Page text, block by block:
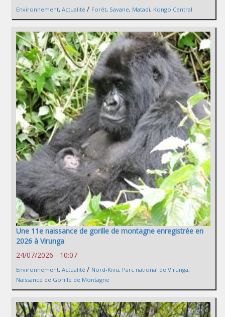
Environnement, Actualité / Forêt, Savane, Matadi, Kongo Central
Une 11e naissance de gorille de montagne enregistrée en
2026 à Virunga
24/07/2026 - 10:07
Environnement, Actualité / Nord-Kivu, Parc national de Virunga,
Naissance de Gorille de Montagne